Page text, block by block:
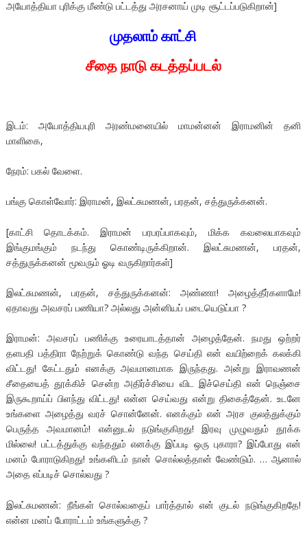
அயோத்தியா புரிக்கு மீண்டு பட்டத்து அரசனாய் முடி சூட்டப்படுகிறான்]
முதலாம் காட்சி
சீதை நாடு கடத்தப்படல்
இடம்: அயோத்தியபுரி அரண்மனையில் மாமன்னன் இராமனின் தனி
மாளிகை,
நேரம்: பகல் வேளை.
பங்கு கொள்வோர்: இராமன், இலட்சுமணன், பரதன், சத்துருக்கனன்.
[காட்சி தொடக்கம். இராமன் பரபரப்பாகவும், மிக்க கவலையாகவும்
இங்குமங்கும் நடந்து கொண்டிருக்கிறான். இலட்சுமணன், பரதன்,
சத்துருக்கனன் மூவரும் ஓடி வருகிறார்கள்]
இலட்சுமணன், பரதன், சத்துருக்கனன்: அண்ணா! அழைத்தீர்களாமே!
ஏதாவது அவசரப் பணியா? அல்லது அன்னியப் படையெடுப்பா ?
இராமன்: அவசரப் பணிக்கு உரையாடத்தான் அழைத்தேன். நமது ஒற்றர்
தளபதி பத்திரா நேற்றுக் கொண்டு வந்த செய்தி என் வயிற்றைக் கலக்கி
விட்டது! கேட்டதும் எனக்கு அவமானமாக இருந்தது. அன்று இராவணன்
சீதையைத் தூக்கிச் சென்ற அதிர்ச்சியை விட இச்செய்தி என் நெஞ்சை
இருகூறாய்ப் பிளந்து விட்டது! என்ன செய்வது என்று திகைத்தேன். உடனே
உங்களை அழைத்து வரச் சொன்னேன். எனக்கும் என் அரச குலத்துக்கும்
பெருத்த அவமானம்! என்னுடல் நடுங்குகிறது! இரவு முழுவதும் தூக்க
மில்லை! பட்டத்துக்கு வந்ததும் எனக்கு இப்படி ஒரு புகாரா? இப்போது என்
மனம் போராடுகிறது! உங்களிடம் நான் சொல்லத்தான் வேண்டும். … ஆனால்
அதை எப்படிச் சொல்வது ?
இலட்சுமணன்: நீங்கள் சொல்வதைப் பார்த்தால் என் குடல் நடுங்குகிறதே!
என்ன மனப் போராட்டம் உங்களுக்கு ?